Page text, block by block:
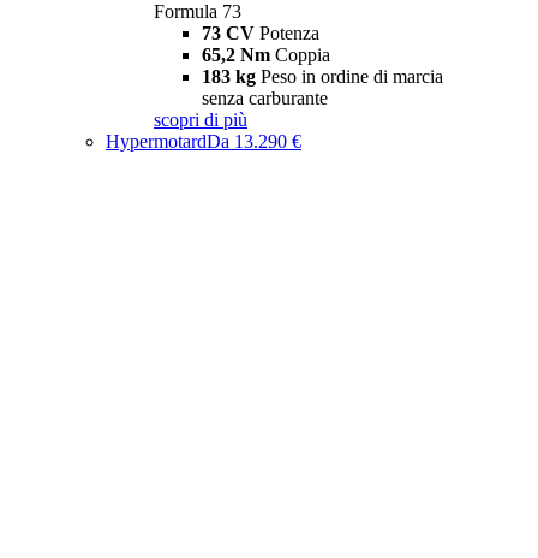
Formula 73
73 CV Potenza
65,2 Nm Coppia
183 kg Peso in ordine di marcia
senza carburante
scopri di più
HypermotardDa 13.290 €